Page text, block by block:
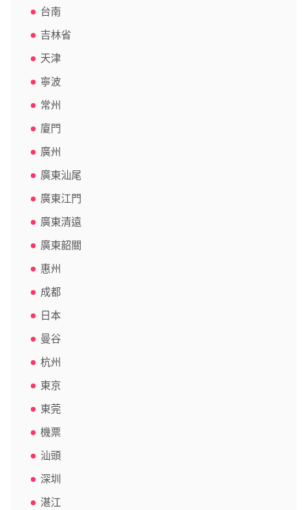
台南
吉林省
天津
寧波
常州
廈門
廣州
廣東汕尾
廣東江門
廣東清遠
廣東韶關
惠州
成都
日本
曼谷
杭州
東京
東莞
機票
汕頭
深圳
湛江